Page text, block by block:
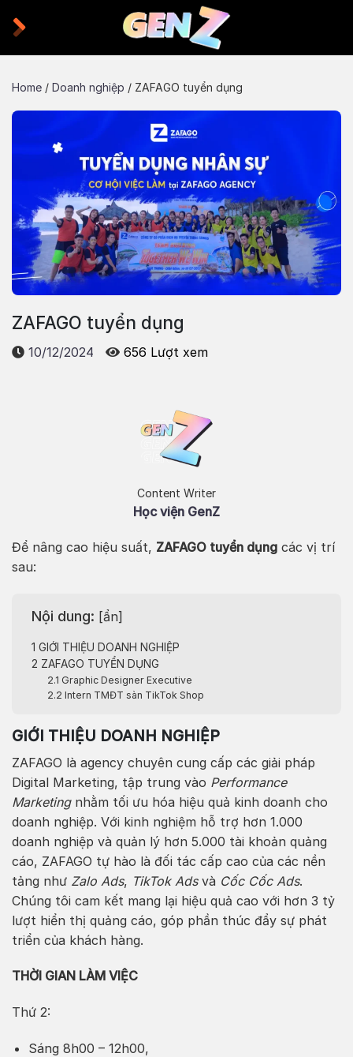
Home / Doanh nghiệp / ZAFAGO tuyển dụng
ZAFAGO tuyển dụng
10/12/2024 656 Lượt xem
Content Writer
Học viện GenZ
Để nâng cao hiệu suất, ZAFAGO tuyển dụngcác vị trí
sau:
Nội dung: [ẩn]
1 GIỚI THIỆU DOANH NGHIỆP
2 ZAFAGO TUYỂN DỤNG
2.1 Graphic Designer Executive
2.2 Intern TMĐT sàn TikTok Shop
GIỚI THIỆU DOANH NGHIỆP
ZAFAGO là agency chuyên cung cấp các giải pháp
Digital Marketing, tập trung vào Performance
Marketingnhằm tối ưu hóa hiệu quả kinh doanh cho
doanh nghiệp. Với kinh nghiệm hỗ trợ hơn 1.000
doanh nghiệp và quản lý hơn 5.000 tài khoản quảng
cáo, ZAFAGO tự hào là đối tác cấp cao của các nền
tảng như Zalo Ads, TikTok Adsvà Cốc Cốc Ads.
Chúng tôi cam kết mang lại hiệu quả cao với hơn 3 tỷ
lượt hiển thị quảng cáo, góp phần thúc đẩy sự phát
triển của khách hàng.
THỜI GIAN LÀM VIỆC
Thứ 2:
Sáng 8h00 – 12h00,